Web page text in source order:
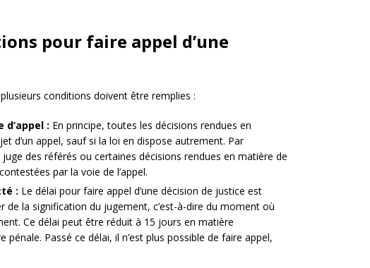
pour faire appel d’une
conditions doivent être remplies :
: En principe, toutes les décisions rendues en
d’un appel, sauf si la loi en dispose autrement. Par
des référés ou certaines décisions rendues en matière de
par la voie de l’appel.
: Le délai pour faire appel d’une décision de justice est
la signification du jugement, c’est-à-dire du moment où
Ce délai peut être réduit à 15 jours en matière
pénale. Passé ce délai, il n’est plus possible de faire appel,